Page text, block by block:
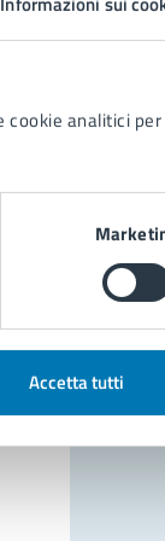
cookie analitici per
Accetta tutti